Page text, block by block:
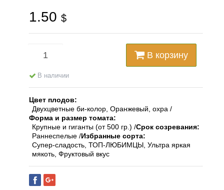
1.50 $
В корзину
В наличии
Цвет плодов
Двухцветные би-колор, Оранжевый, охра
Форма и размер томата
Крупные и гиганты (от 500 гр.) Срок созревания
Раннеспелые Избранные сорта
Супер-сладость, ТОП-ЛЮБИМЦЫ, Ультра яркая
мякоть, Фруктовый вкус